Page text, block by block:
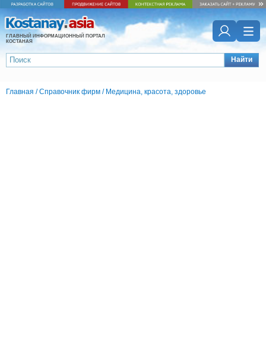
ГЛАВНЫЙ ИНФОРМАЦИОННЫЙ ПОРТАЛ
КОСТАНАЯ
Найти
Главная /Справочник фирм / Медицина, красота, здоровье